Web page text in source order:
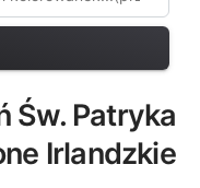
Św. Patryka
Irlandzkie